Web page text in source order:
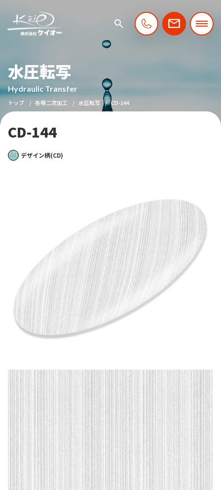
水圧転写
Hydraulic Transfer
トップ 各種二次加工 水圧転写 CD-144
CD-144
デザイン柄(CD)